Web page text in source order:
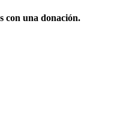
con una donación.